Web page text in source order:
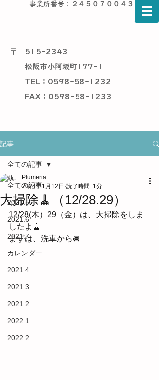
事業所番号：２４５０７００４３６
〒
515-2343
松阪市小阿坂町177-1
TEL：0598-58-1232
​ FAX：0598-58-1233
記事
全ての記事
2021.5
2021.6
2021.7
カレンダー
2021.4
2021.3
2021.2
2022.1
2022.2
全ての記事
大掃除🧹（12/28.29）
Plumeria
2024年1月12日 読了時間: 1分
12/28(木）29（金）は、大掃除をしま
したよ🧹
まずは、洗車から🚘